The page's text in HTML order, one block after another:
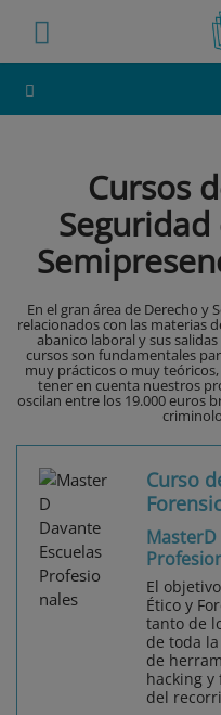
Cursos
En el gran área de Derecho y
relacionados con las materias
abanico laboral y sus
cursos son fundamentales
muy prácticos o muy
tener en cuenta nuestros
oscilan entre los 19.000 euros
Curso
MasterD
El
Ético y
tanto de
de toda
de
hacking y
del